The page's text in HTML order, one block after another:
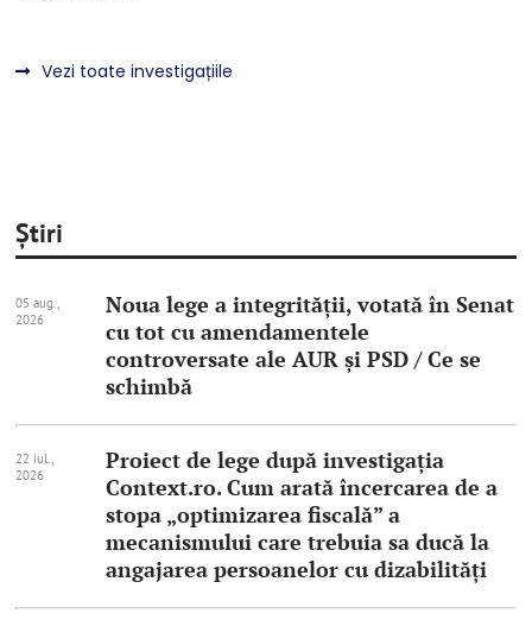
Vezi toate investigațiile
Știri
05 aug.,
2026
Noua lege a integrităţii, votată în Senat
cu tot cu amendamentele
controversate ale AUR şi PSD / Ce se
schimbă
22 iul.,
2026
Proiect de lege după investigația
Context.ro. Cum arată încercarea de a
stopa „optimizarea fiscală” a
mecanismului care trebuia sa ducă la
angajarea persoanelor cu dizabilități